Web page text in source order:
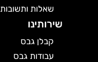
שאלות ותשובות
שירותינו
קבלן גבס
עבודות גבס